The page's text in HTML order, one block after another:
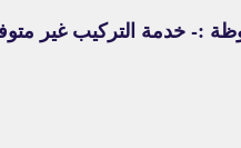
:- خدمة التركيب غير